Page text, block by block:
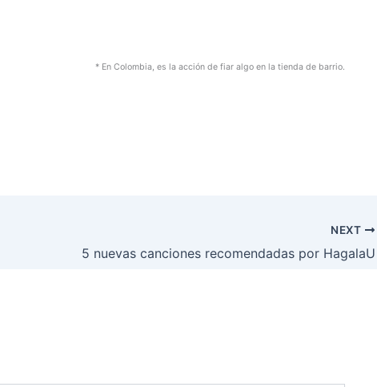
* En Colombia, es la acción de fiar algo en la tienda de barrio.
NEXT
5 nuevas canciones recomendadas por HagalaU